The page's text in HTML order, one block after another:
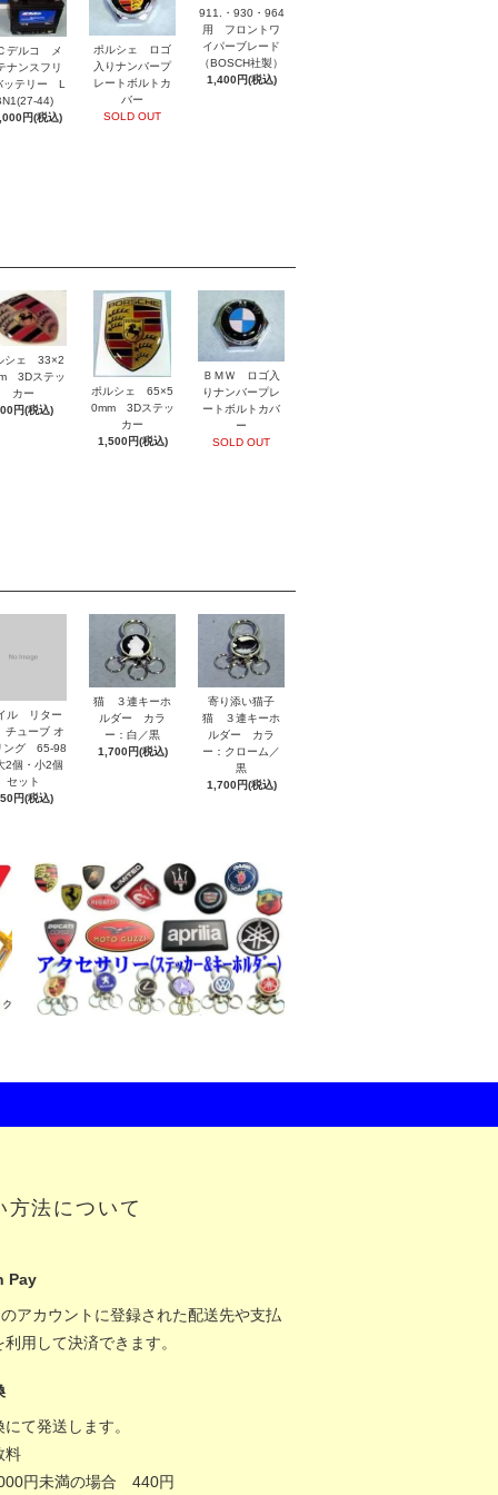
デルコ メ
ナンスフリ
ッテリー L
44)
円(税込)
ポルシェ ロゴ
入りナンバープ
レートボルトカ
バー
SOLD OUT
911.・930・964
用 フロントワ
イパーブレード
（BOSCH社製）
1,400円(税込)
シェ 33×2
3Dステッ
カー
円(税込)
ポルシェ 65×5
0mm 3Dステッ
カー
1,500円(税込)
ＢＭＷ ロゴ入
りナンバープレ
ートボルトカバ
ー
SOLD OUT
ル リター
ューブ オ
ング 65-98
個・小2個
セット
円(税込)
猫 ３連キーホ
ルダー カラ
ー：白／黒
1,700円(税込)
寄り添い猫子
猫 ３連キーホ
ルダー カラ
ー：クローム／
黒
1,700円(税込)
方法について
Pay
アカウントに登録された配送先や支払
利用して決済できます。
て発送します。
料
円未満の場合 440円